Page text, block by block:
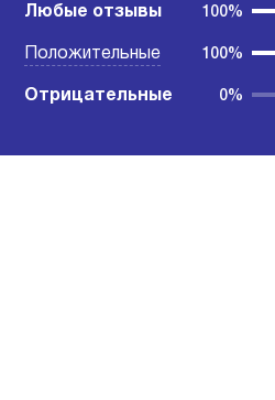
Любые отзывы 100%
Положительные 100%
Отрицательные 0%